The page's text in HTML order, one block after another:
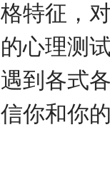
格特征，
的心理测
遇到各式
信你和你